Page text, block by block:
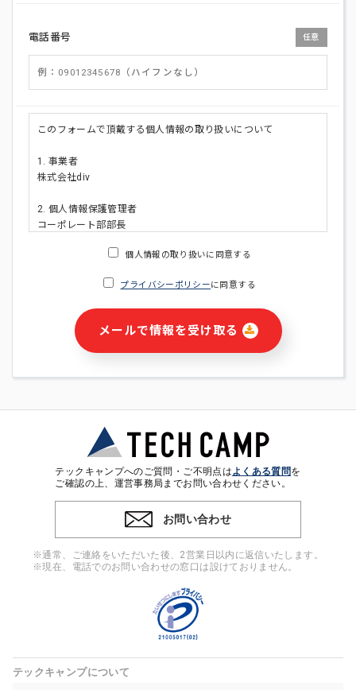
電話番号 任意
このフォームで頂戴する個人情報の取り扱いについて
1. 事業者
株式会社div
2. 個人情報保護管理者
コーポレート部部長
・ご請求された資料の送付のため
・本サービス及び本サービスに関連する情報(当社及び第三者の
サービス又は商品等の広告配信・宣伝を含みますが、それらに
・個人(法人の場合は担当者)を識別できない形式に加工した統
計情報の作成および利用
※上記の利用目的に基づいた本人への連絡及び配信について
4. 個人情報の第三者提供
ンをとるために、氏名等の一部の情報をサービス内で使用する
チャットツールで発信することにより、本サービスの他の利用
者等に提供することがあります。
当社は事業運営上、前項利用目的の範囲に限って個人情報を外
高い委託先を選定し、個人情報の適正管理・機密保持について
個人情報の取り扱いに同意する
プライバシーポリシーに同意する
メールで情報を受け取る
テックキャンプへのご質問・ご不明点はよくある質問を
ご確認の上、運営事務局までお問い合わせください。
お問い合わせ
※通常、ご連絡をいただいた後、2営業日以内に返信いたします。
※現在、電話でのお問い合わせの窓口は設けておりません。
テックキャンプについて